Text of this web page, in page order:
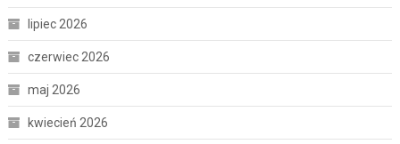
lipiec 2026
czerwiec 2026
maj 2026
kwiecień 2026